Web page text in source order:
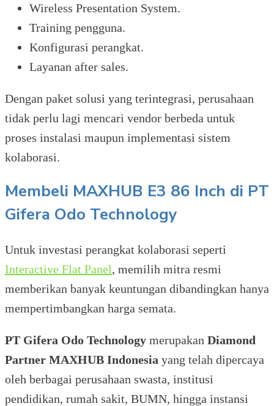
Wireless Presentation System.
Training pengguna.
Konfigurasi perangkat.
Layanan after sales.
Dengan paket solusi yang terintegrasi, perusahaan
tidak perlu lagi mencari vendor berbeda untuk
proses instalasi maupun implementasi sistem
kolaborasi.
Membeli MAXHUB E3 86 Inch di PT
Gifera Odo Technology
Untuk investasi perangkat kolaborasi seperti
Interactive Flat Panel, memilih mitra resmi
memberikan banyak keuntungan dibandingkan hanya
mempertimbangkan harga semata.
PT Gifera Odo Technology merupakan Diamond
Partner MAXHUB Indonesia yang telah dipercaya
oleh berbagai perusahaan swasta, institusi
pendidikan, rumah sakit, BUMN, hingga instansi